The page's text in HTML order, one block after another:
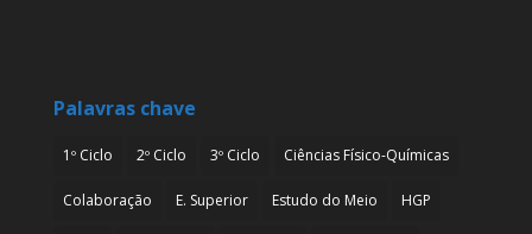
Palavras chave
1º Ciclo 2º Ciclo 3º Ciclo Ciências Físico-Químicas
Colaboração E. Superior Estudo do Meio HGP